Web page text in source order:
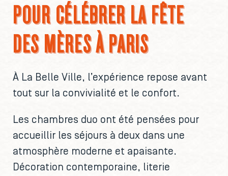
POUR CÉLÉBRER LA FÊTE
DES MÈRES À PARIS
À La Belle Ville, l’expérience repose avant
tout sur la convivialité et le confort.
Les chambres duo ont été pensées pour
accueillir les séjours à deux dans une
atmosphère moderne et apaisante.
Décoration contemporaine, literie